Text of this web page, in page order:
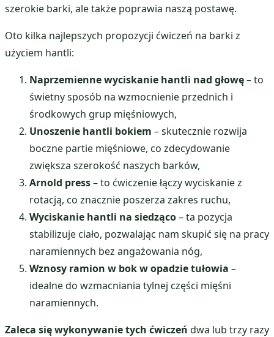
szerokie barki, ale także poprawia naszą postawę.
Oto kilka najlepszych propozycji ćwiczeń na barki z
użyciem hantli:
Naprzemienne wyciskanie hantli nad głowę– to
świetny sposób na wzmocnienie przednich i
środkowych grup mięśniowych,
Unoszenie hantli bokiem – skutecznie rozwija
boczne partie mięśniowe, co zdecydowanie
zwiększa szerokość naszych barków,
Arnold press– to ćwiczenie łączy wyciskanie z
rotacją, co znacznie poszerza zakres ruchu,
Wyciskanie hantli na siedząco– ta pozycja
stabilizuje ciało, pozwalając nam skupić się na pracy
naramiennych bez angażowania nóg,
Wznosy ramion w bok w opadzie tułowia –
idealne do wzmacniania tylnej części mięśni
naramiennych.
Zaleca się wykonywanie tych ćwiczeń dwa lub trzy razy